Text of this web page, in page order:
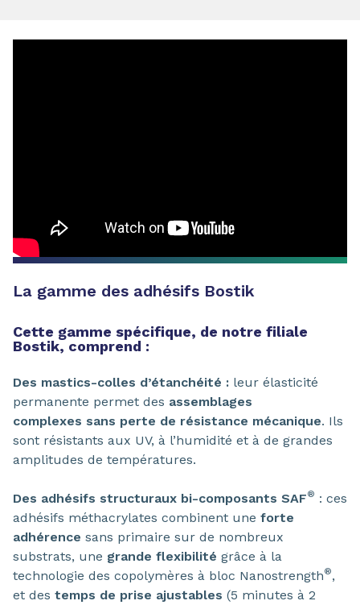
La gamme des adhésifs Bostik
Cette gamme spécifique, de notre filiale
Bostik, comprend :
Des mastics-colles d’étanchéité : leur élasticité
permanente permet des assemblages
complexes sans perte de résistance mécanique. Ils
sont résistants aux UV, à l’humidité et à de grandes
amplitudes de températures.
Des adhésifs structuraux bi-composants SAF® : ces
adhésifs méthacrylates combinent une forte
adhérence sans primaire sur de nombreux
substrats, une grande flexibilité grâce à la
technologie des copolymères à bloc Nanostrength®,
et des temps de prise ajustables (5 minutes à 2